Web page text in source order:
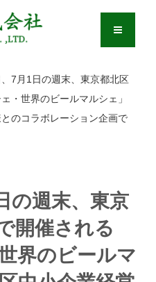
7月1日の週末、東京都北区
・世界のビールマルシェ」
のコラボレーション企画で
の週末、東京
開催される
界のビールマ